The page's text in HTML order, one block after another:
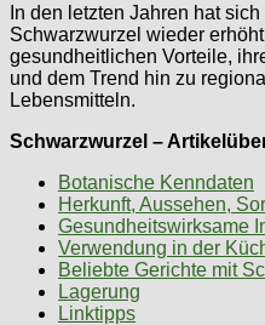
In den letzten Jahren hat
Schwarzwurzel wieder
gesundheitlichen Vorteile,
und dem Trend hin zu
Lebensmitteln.
Schwarzwurzel –
Botanische Kenndaten
Herkunft, Aussehen,
Gesundheitswirksame
Verwendung in der
Beliebte Gerichte mit
Lagerung
Linktipps